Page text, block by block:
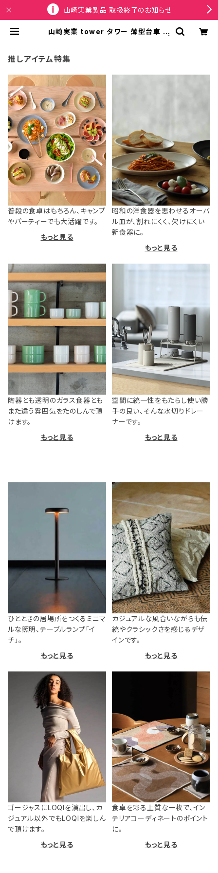
山崎実業製品 取扱終了のお知らせ
山崎実業 tower タワー 薄型台車 ラ
推しアイテム特集
普段の食卓はもちろん、キャンプ
やパーティーでも大活躍です。
もっと見る
昭和の洋食器を思わせるオーバ
ル皿が、割れにくく、欠けにくい
新食器に。
もっと見る
陶器とも透明のガラス食器とも
また違う雰囲気をたのしんで頂
けます。
もっと見る
空間に統一性をもたらし使い勝
手の良い、そんな水切りドレー
ナーです。
もっと見る
ひとときの居場所をつくるミニマ
ルな照明、テーブルランプ「イ
チ」。
もっと見る
カジュアルな風合いながらも伝
統やクラシックさを感じるデザ
インです。
もっと見る
ゴージャスにLOQIを演出し、カ
ジュアル以外でもLOQIを楽しん
で頂けます。
もっと見る
食卓を彩る上質な一枚で、イン
テリアコーディネートのポイント
に。
もっと見る